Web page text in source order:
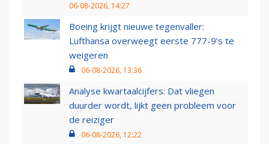
06-08-2026, 14:27
Boeing krijgt nieuwe tegenvaller:
Lufthansa overweegt eerste 777-9’s te
weigeren
06-08-2026, 13:36
Analyse kwartaalcijfers: Dat vliegen
duurder wordt, lijkt geen probleem voor
de reiziger
06-08-2026, 12:22